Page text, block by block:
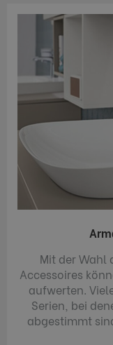
Mit der Wahl
Accessoires
aufwerten.
Serien, bei
abgestimmt